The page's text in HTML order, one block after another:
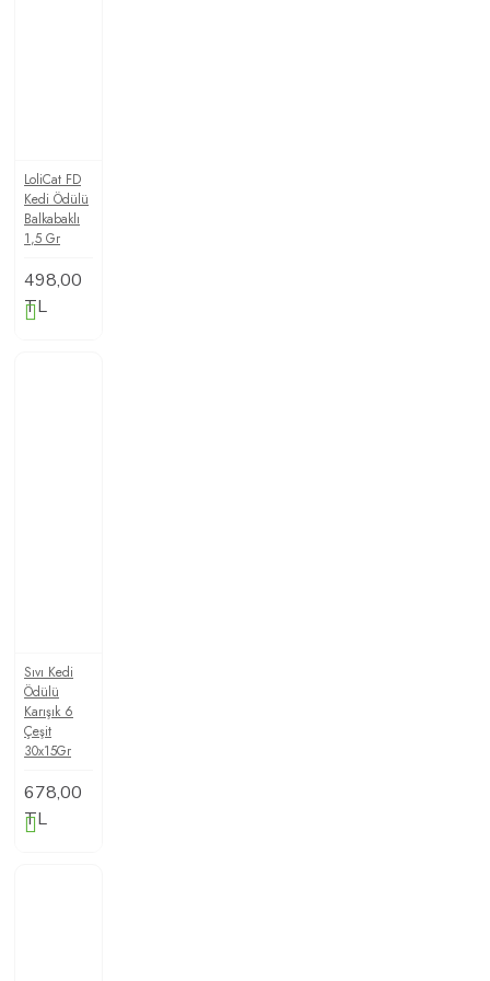
LoliCat FD
Kedi Ödülü
Balkabaklı
1,5 Gr
498,00
TL
Sıvı Kedi
Ödülü
Karışık 6
Çeşit
30x15Gr
678,00
TL